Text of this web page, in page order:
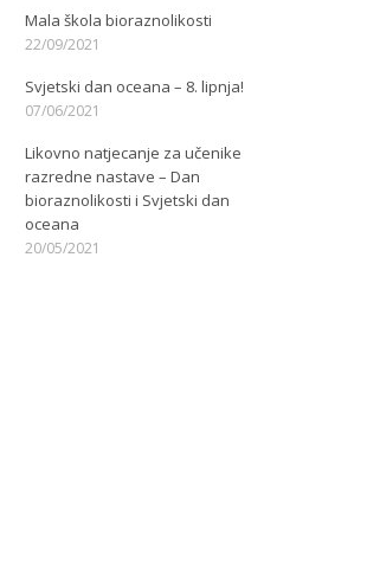
Mala škola bioraznolikosti
22/09/2021
Svjetski dan oceana – 8. lipnja!
07/06/2021
Likovno natjecanje za učenike
razredne nastave – Dan
bioraznolikosti i Svjetski dan
oceana
20/05/2021